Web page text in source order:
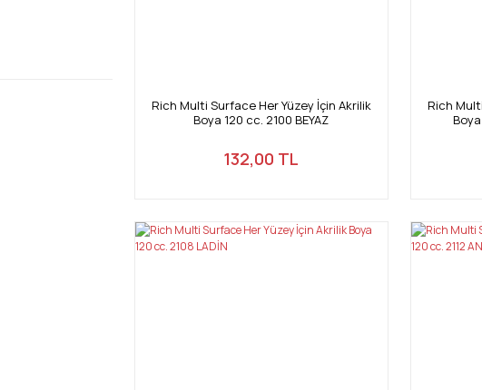
Rich Multi Surface Her Yüzey İçin Akrilik
Boya 120 cc. 2100 BEYAZ
132,00 TL
Rich
Boya